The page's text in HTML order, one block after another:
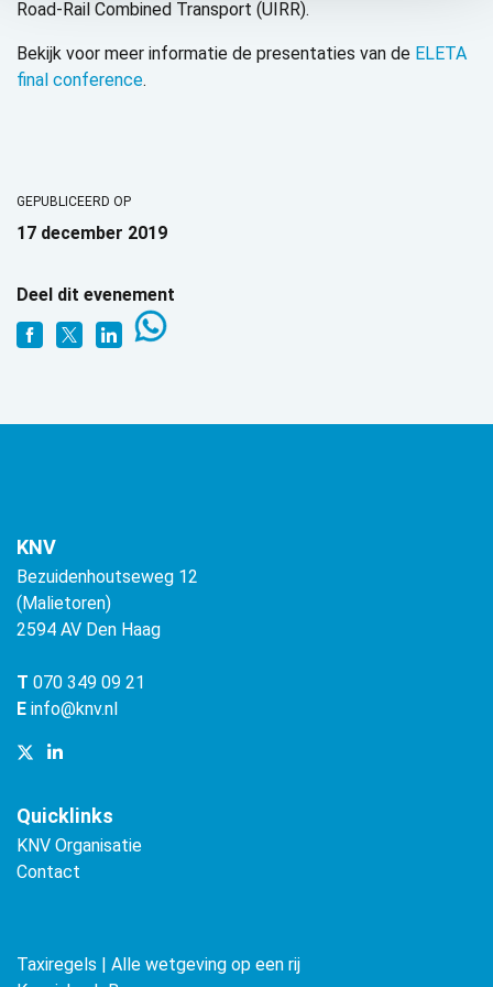
Road-Rail Combined Transport (UIRR).
Bekijk voor meer informatie de presentaties van de ELETA
final conference.
GEPUBLICEERD OP
17 december 2019
Deel dit evenement
KNV
Bezuidenhoutseweg 12
(Malietoren)
2594 AV Den Haag
T 070 349 09 21
E info@knv.nl
Quicklinks
KNV Organisatie
Contact
Taxiregels | Alle wetgeving op een rij